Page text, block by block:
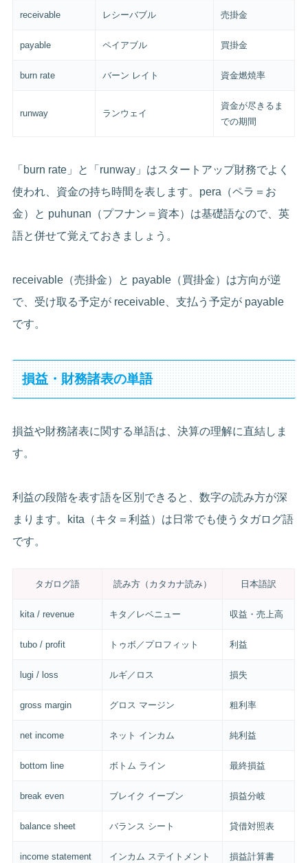
receivable レシーバブル 売掛金
payable ペイアブル 買掛金
burn rate バーン レイト 資金燃焼率
runway ランウェイ
資金が尽きるま
での期間
「burn rate」と「runway」はスタートアップ財務でよく
使われ、資金の持ち時間を表します。pera（ペラ＝お
金）と puhunan（プフナン＝資本）は基礎語なので、英
語と併せて覚えておきましょう。
receivable（売掛金）と payable（買掛金）は方向が逆
で、受け取る予定が receivable、支払う予定が payable
です。
損益・財務諸表の単語
損益や財務諸表に関する単語は、決算の理解に直結しま
す。
利益の段階を表す語を区別できると、数字の読み方が深
まります。kita（キタ＝利益）は日常でも使うタガログ語
です。
タガログ語 読み方（カタカナ読み） 日本語訳
kita / revenue キタ／レベニュー 収益・売上高
tubo / profit トゥボ／プロフィット 利益
lugi / loss ルギ／ロス 損失
gross margin グロス マージン 粗利率
net income ネット インカム 純利益
bottom line ボトム ライン 最終損益
break even ブレイク イーブン 損益分岐
balance sheet バランス シート 貸借対照表
income statement インカム ステイトメント 損益計算書